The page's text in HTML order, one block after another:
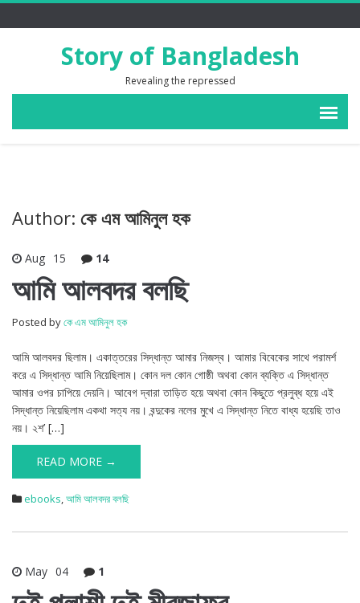
Story of Bangladesh
Revealing the repressed
Author: কে এম আমিনুল হক
Aug 15 14
আমি আলবদর বলছি
Posted byকে এম আমিনুল হক
আমি আলবদর ছিলাম। একাত্তরের সিদ্ধান্ত আমার নিজস্ব। আমার বিবেকের সাথে পরামর্শ
করে এ সিদ্ধান্ত আমি নিয়েছিলাম। কোন দল কোন গোষ্ঠী অথবা কোন ব্যক্তি এ সিদ্ধান্ত
আমার ওপর চাপিয়ে দেয়নি। আবেগ দ্বারা তাড়িত হয়ে অথবা কোন কিছুতে প্রলুব্ধ হয়ে এই
সিদ্ধান্ত নিয়েছিলাম একথা সত্য নয়। বন্দুকের নলের মুখে এ সিদ্ধান্ত নিতে বাধ্য হয়েছি তাও
নয়। ২শ’ […]
READ MORE →
ebooks,আমি আলবদর বলছি
May 04 1